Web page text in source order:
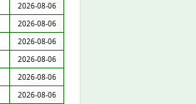
2026-08-06
2026-08-06
2026-08-06
2026-08-06
2026-08-06
2026-08-06